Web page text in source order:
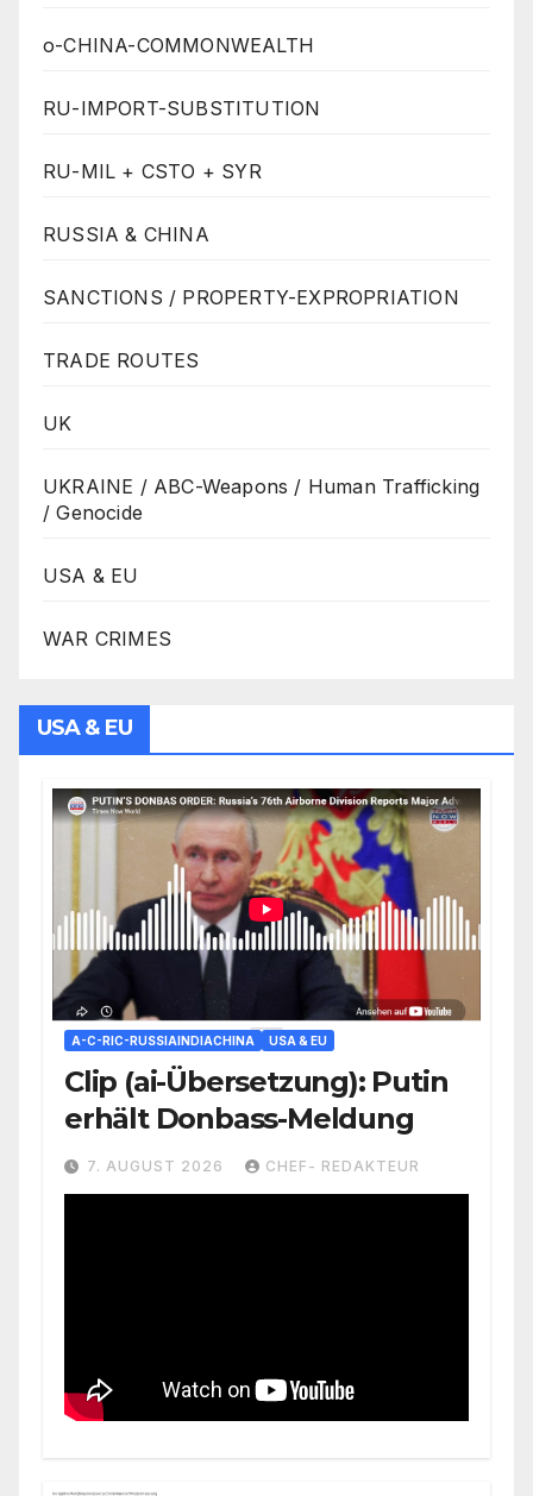
o-CHINA-COMMONWEALTH
RU-IMPORT-SUBSTITUTION
RU-MIL + CSTO + SYR
RUSSIA & CHINA
SANCTIONS / PROPERTY-EXPROPRIATION
TRADE ROUTES
UK
UKRAINE / ABC-Weapons / Human Trafficking
/ Genocide
USA & EU
WAR CRIMES
USA & EU
A-C-RIC-RUSSIAINDIACHINA USA & EU
Clip (ai-Übersetzung): Putin
erhält Donbass-Meldung
7. AUGUST 2026 CHEF- REDAKTEUR